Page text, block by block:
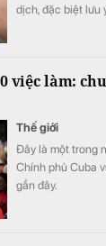
dịch, đặc biệt lưu
việc làm:
Thế giới
Đây là một trong
Chính phủ Cuba
gần đây.